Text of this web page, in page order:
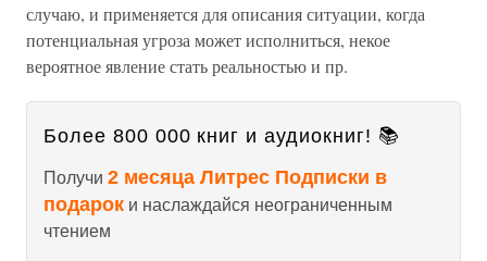
случаю, и применяется для описания ситуации, когда
потенциальная угроза может исполниться, некое
вероятное явление стать реальностью и пр.
Более 800 000 книг и аудиокниг! 📚
Получи 2 месяца Литрес Подписки в
подарок и наслаждайся неограниченным
чтением